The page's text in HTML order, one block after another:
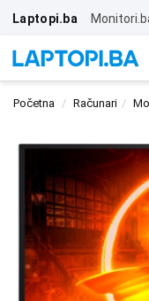
Laptopi.ba
Početna Računari